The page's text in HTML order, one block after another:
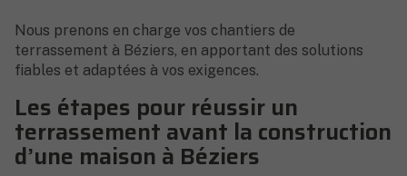
Nous prenons en charge vos chantiers de
terrassement à Béziers, en apportant des solutions
fiables et adaptées à vos exigences.
Les étapes pour réussir un
terrassement avant la construction
d’une maison à Béziers